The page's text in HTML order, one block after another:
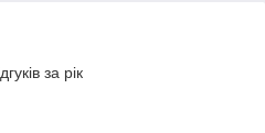
за рік